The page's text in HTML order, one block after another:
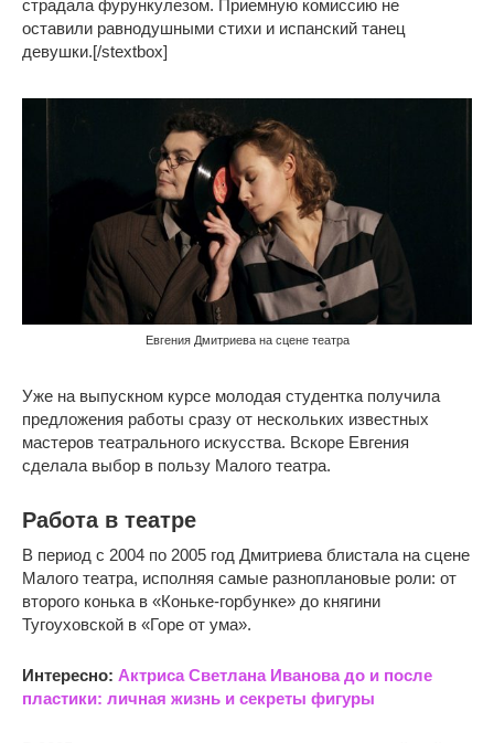
страдала фурункулезом. Приемную комиссию не
оставили равнодушными стихи и испанский танец
девушки.[/stextbox]
Евгения Дмитриева на сцене театра
Уже на выпускном курсе молодая студентка получила
предложения работы сразу от нескольких известных
мастеров театрального искусства. Вскоре Евгения
сделала выбор в пользу Малого театра.
Работа в театре
В период с 2004 по 2005 год Дмитриева блистала на сцене
Малого театра, исполняя самые разноплановые роли: от
второго конька в «Коньке-горбунке» до княгини
Тугоуховской в «Горе от ума».
Интересно: Актриса Светлана Иванова до и после
пластики: личная жизнь и секреты фигуры